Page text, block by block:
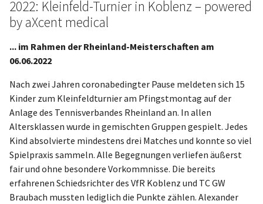
2022: Kleinfeld-Turnier in Koblenz – powered
by aXcent medical
... im Rahmen der Rheinland-Meisterschaften am
06.06.2022
Nach zwei Jahren coronabedingter Pause meldeten sich 15
Kinder zum Kleinfeldturnier am Pfingstmontag auf der
Anlage des Tennisverbandes Rheinland an. In allen
Altersklassen wurde in gemischten Gruppen gespielt. Jedes
Kind absolvierte mindestens drei Matches und konnte so viel
Spielpraxis sammeln. Alle Begegnungen verliefen äußerst
fair und ohne besondere Vorkommnisse. Die bereits
erfahrenen Schiedsrichter des VfR Koblenz und TC GW
Braubach mussten lediglich die Punkte zählen. Alexander